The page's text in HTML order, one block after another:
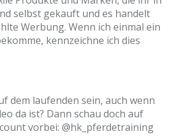
selbst gekauft und es handelt
Werbung. Wenn ich einmal ein
kennzeichne ich dies
dem laufenden sein, auch wenn
da ist? Dann schau doch auf
vorbei: @hk_pferdetraining